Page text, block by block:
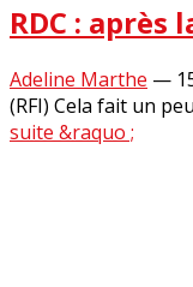
RDC : après
Adeline Marthe —
(RFI) Cela fait un
suite &raquo ;